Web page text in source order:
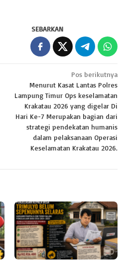
SEBARKAN
Pos berikutnya
Menurut Kasat Lantas Polres
Lampung Timur Ops keselamatan
Krakatau 2026 yang digelar Di
Hari Ke-7 Merupakan bagian dari
strategi pendekatan humanis
dalam pelaksanaan Operasi
Keselamatan Krakatau 2026.